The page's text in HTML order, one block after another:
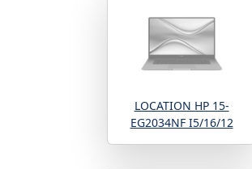
LOCATION HP 15-
EG2034NF I5/16/12